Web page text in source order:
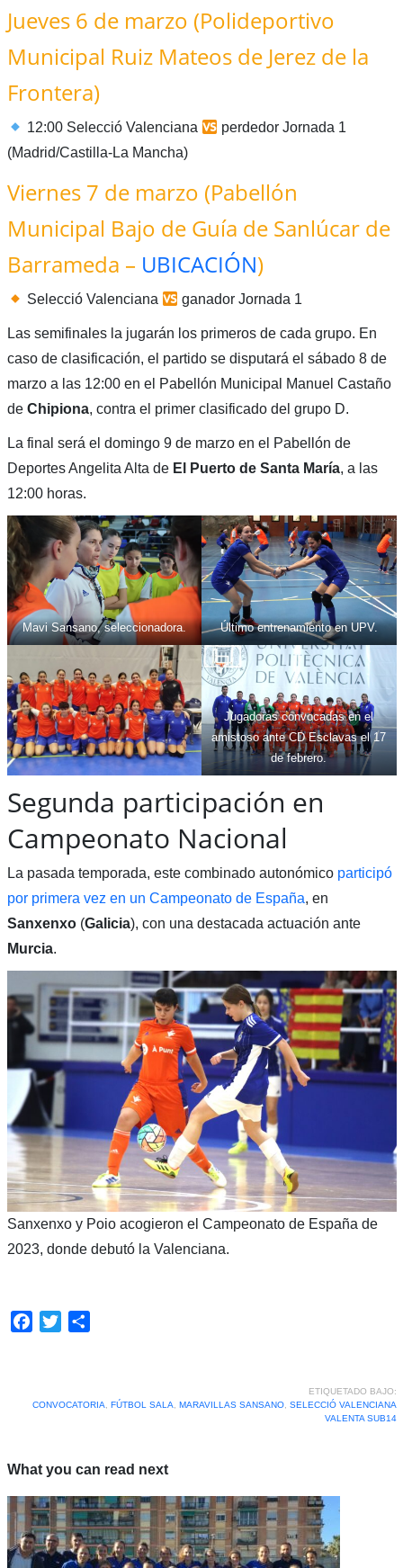
Jueves 6 de marzo (Polideportivo
Municipal Ruiz Mateos de Jerez de la
Frontera)
12:00 Selecció Valenciana
perdedor Jornada 1
(Madrid/Castilla-La Mancha)
Viernes 7 de marzo (Pabellón
Municipal Bajo de Guía de Sanlúcar de
Barrameda – UBICACIÓN)
Selecció Valenciana ganador Jornada 1
Las semifinales la jugarán los primeros de cada grupo. En
caso de clasificación, el partido se disputará el sábado 8 de
marzo a las 12:00 en el Pabellón Municipal Manuel Castaño
de Chipiona, contra el primer clasificado del grupo D.
La final será el domingo 9 de marzo en el Pabellón de
Deportes Angelita Alta de El Puerto de Santa María, a las
12:00 horas.
Mavi Sansano, seleccionadora. Último entrenamiento en UPV.
Jugadoras convocadas en el
amistoso ante CD Esclavas el 17
de febrero.
Segunda participación en
Campeonato Nacional
La pasada temporada, este combinado autonómico participó
por primera vez en un Campeonato de España, en
Sanxenxo(Galicia), con una destacada actuación ante
Murcia.
Sanxenxo y Poio acogieron el Campeonato de España de
2023, donde debutó la Valenciana.
Facebook
Twitter
ETIQUETADO BAJO:
CONVOCATORIA
FÚTBOL SALA MARAVILLAS SANSANO, SELECCIÓ VALENCIANA
VALENTA SUB14
What you can read next